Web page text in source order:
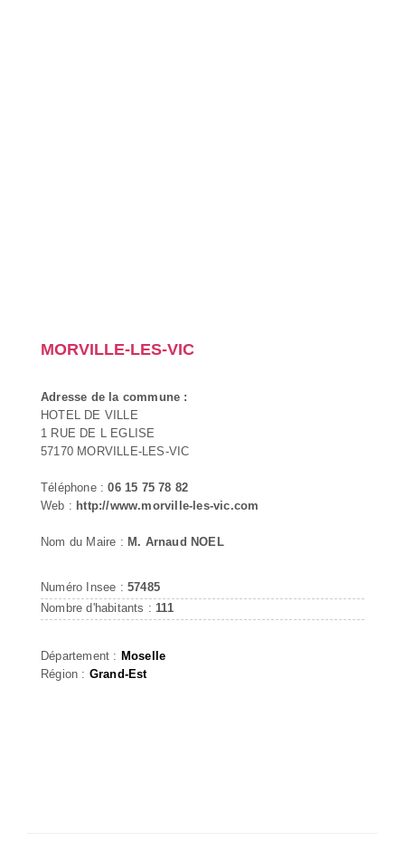
MORVILLE-LES-VIC
Adresse de la commune :
HOTEL DE VILLE
1 RUE DE L EGLISE
57170 MORVILLE-LES-VIC
Téléphone :06 15 75 78 82
Web : http://www.morville-les-vic.com
Nom du Maire : M. Arnaud NOEL
Numéro Insee : 57485
Nombre d'habitants : 111
Département : Moselle
Région : Grand-Est